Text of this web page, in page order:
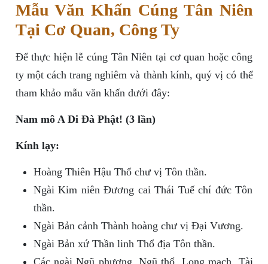
Mẫu Văn Khấn Cúng Tân Niên
Tại Cơ Quan, Công Ty
Để thực hiện lễ cúng Tân Niên tại cơ quan hoặc công
ty một cách trang nghiêm và thành kính, quý vị có thể
tham khảo mẫu văn khấn dưới đây:
Nam mô A Di Đà Phật! (3 lần)
Kính lạy:
Hoàng Thiên Hậu Thổ chư vị Tôn thần.
Ngài Kim niên Đương cai Thái Tuế chí đức Tôn
thần.
Ngài Bản cảnh Thành hoàng chư vị Đại Vương.
Ngài Bản xứ Thần linh Thổ địa Tôn thần.